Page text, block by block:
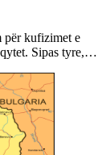
për kufizimet e
qytet. Sipas tyre,…